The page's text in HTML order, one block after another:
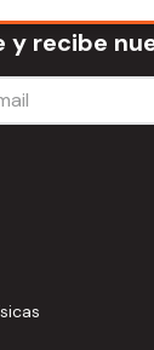
y recibe